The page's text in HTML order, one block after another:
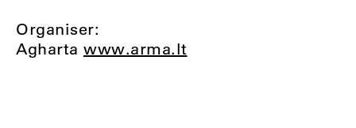
Organiser:
Agharta www.arma.lt